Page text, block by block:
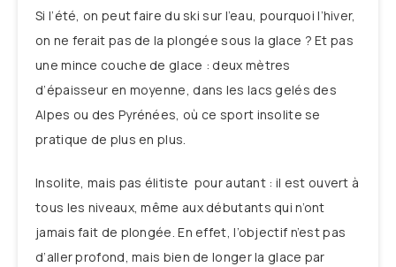
Si l’été, on peut faire du ski sur l’eau, pourquoi l’hiver,
on ne ferait pas de la plongée sous la glace ? Et pas
une mince couche de glace : deux mètres
d’épaisseur en moyenne, dans les lacs gelés des
Alpes ou des Pyrénées, où ce sport insolite se
pratique de plus en plus.
Insolite, mais pas élitiste pour autant : il est ouvert à
tous les niveaux, même aux débutants qui n’ont
jamais fait de plongée. En effet, l’objectif n’est pas
d’aller profond, mais bien de longer la glace par